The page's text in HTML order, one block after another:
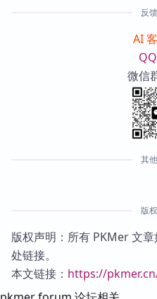
反
AI
微信
其
版
版权声明：所有 PKMer 文
处链接。
本文链接： https://